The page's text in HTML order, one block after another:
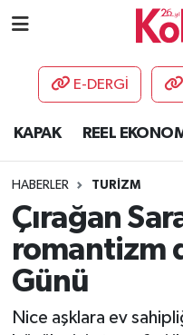
E-DERGİ
KAPAK REEL
HABERLER TURİZM
Çırağan
romantizm
Günü
Nice aşklara ev
AKADEMİ
DESTEK-TEŞVİK
ETKİNLİK
GÜNCEL